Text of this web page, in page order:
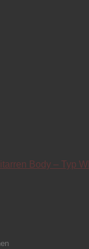
Body – Typ WL